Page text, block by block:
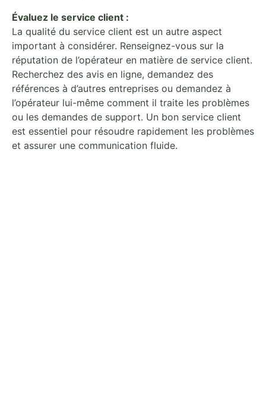
Évaluez le service client :
La qualité du service client est un autre aspect
important à considérer. Renseignez-vous sur la
réputation de l’opérateur en matière de service client.
Recherchez des avis en ligne, demandez des
références à d’autres entreprises ou demandez à
l’opérateur lui-même comment il traite les problèmes
ou les demandes de support. Un bon service client
est essentiel pour résoudre rapidement les problèmes
et assurer une communication fluide.